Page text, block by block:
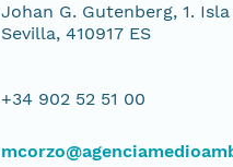
Johan G. Gutenberg, 1.
Sevilla, 410917 ES
+34 902 52 51 00